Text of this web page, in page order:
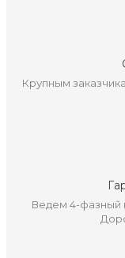
Крупным
Ведем 4-фазный